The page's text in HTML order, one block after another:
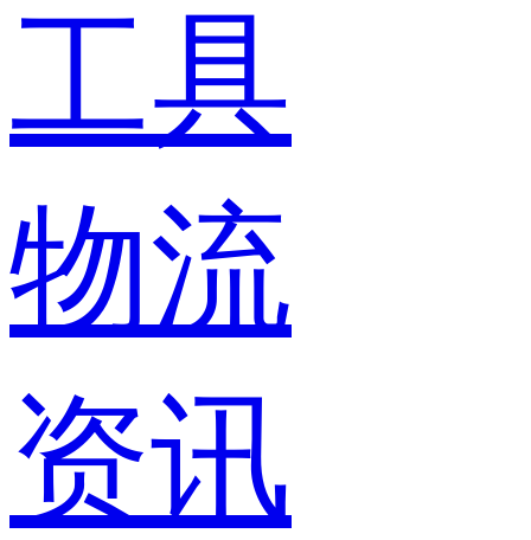
工具
物流
资讯